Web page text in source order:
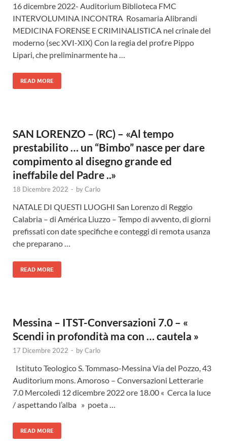
16 dicembre 2022- Auditorium Biblioteca FMC
INTERVOLUMINA INCONTRA Rosamaria Alibrandi
MEDICINA FORENSE E CRIMINALISTICA nel crinale del
moderno (sec XVI-XIX) Con la regia del prof.re Pippo
Lipari, che preliminarmente ha …
READ MORE
SAN LORENZO – (RC) – «Al tempo
prestabilito … un “Bimbo” nasce per dare
compimento al disegno grande ed
ineffabile del Padre ..»
18 Dicembre 2022 - byCarlo
NATALE DI QUESTI LUOGHI San Lorenzo di Reggio
Calabria – di América Liuzzo – Tempo di avvento, di giorni
prefissati con date specifiche e conteggi di remota usanza
che preparano …
READ MORE
Messina – ITST-Conversazioni 7.0 – «
Scendi in profondità ma con … cautela »
17 Dicembre 2022 - byCarlo
Istituto Teologico S. Tommaso-Messina Via del Pozzo, 43
Auditorium mons. Amoroso – Conversazioni Letterarie
7.0 Mercoledì 12 dicembre 2022 ore 18.00 « Cerca la luce
/ aspettando l’alba » poeta …
READ MORE